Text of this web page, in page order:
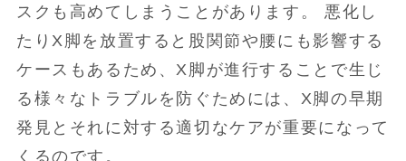
スクも高めてしまうことがあります。 悪化し
たりX脚を放置すると股関節や腰にも影響する
ケースもあるため、X脚が進行することで生じ
る様々なトラブルを防ぐためには、X脚の早期
発見とそれに対する適切なケアが重要になって
くるのです。